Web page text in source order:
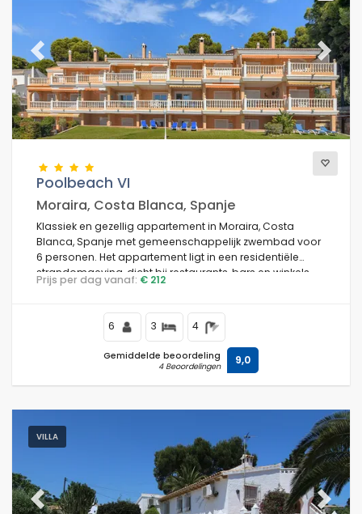
Previous Next
Poolbeach VI
Moraira, Costa Blanca, Spanje
Klassiek en gezellig appartement in Moraira, Costa
Blanca, Spanje met gemeenschappelijk zwembad voor
6 personen. Het appartement ligt in een residentiële
strandomgeving, dicht bij restaurants, bars en winkels,
op 50 m van Platgetes Strand en 0,05 km van de
Prijs per dag vanaf: € 212
6 3 4
Gemiddelde beoordeling
4 Beoordelingen 9,0
VILLA
Previous Next